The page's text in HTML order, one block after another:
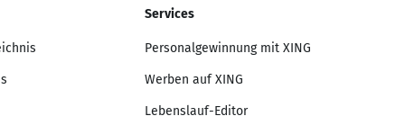
Services
Personalgewinnung mit XING
Werben auf XING
Lebenslauf-Editor